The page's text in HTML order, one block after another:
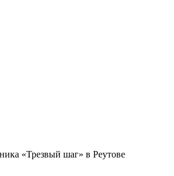
«Трезвый шаг» в Реутове